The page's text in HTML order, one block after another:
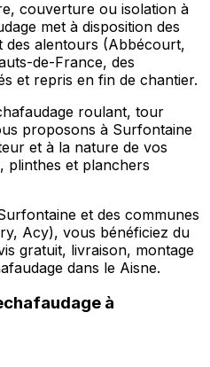
couverture ou isolation à
met à disposition des
des alentours (Abbécourt,
de-France, des
et repris en fin de chantier.
roulant, tour
proposons à Surfontaine
et à la nature de vos
plinthes et planchers
et des communes
Acy), vous bénéficiez du
gratuit, livraison, montage
dans le Aisne.
à